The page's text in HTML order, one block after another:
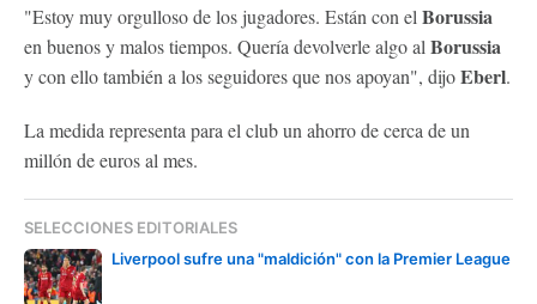
"Estoy muy orgulloso de los jugadores. Están con el Borussia
en buenos y malos tiempos. Quería devolverle algo al Borussia
y con ello también a los seguidores que nos apoyan", dijoEberl.
La medida representa para el club un ahorro de cerca de un
millón de euros al mes.
SELECCIONES EDITORIALES
Liverpool sufre una "maldición" con la Premier League